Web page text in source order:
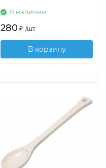
В наличии
280 ₽ /шт.
В корзину